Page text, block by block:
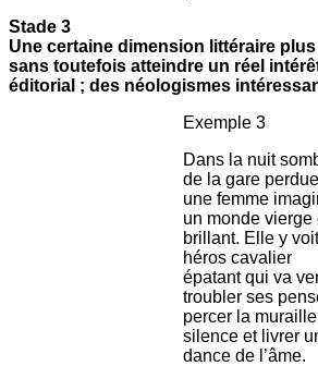
Stade 3
Une certaine dimension littéraire
sans toutefois atteindre un réel
éditorial ; des néologismes
Exemple 3
Dans la nuit
de la gare
une femme
un monde vierge
brillant. Elle y
héros cavalier
épatant qui va
troubler ses
percer la
silence et livrer
dance de l’âme.